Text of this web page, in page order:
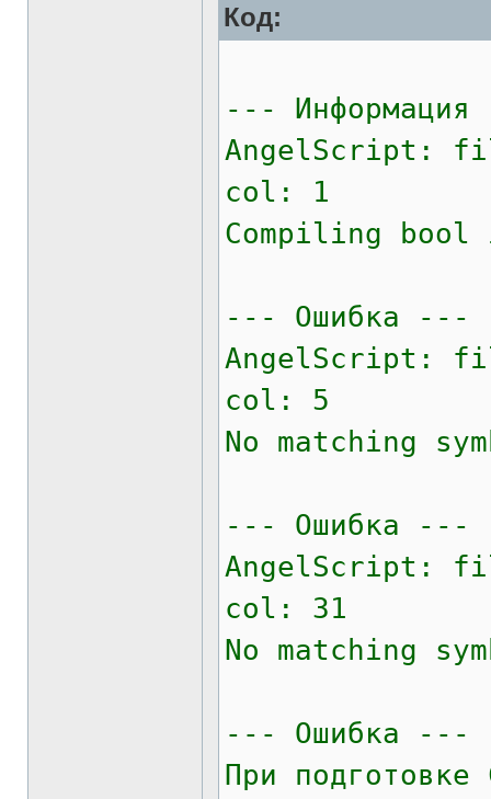
Код:
---
AngelScript:
col: 1
Compiling
--- Ошибка ---
AngelScript:
col: 5
No matching
--- Ошибка ---
AngelScript:
col: 31
No matching
--- Ошибка ---
При